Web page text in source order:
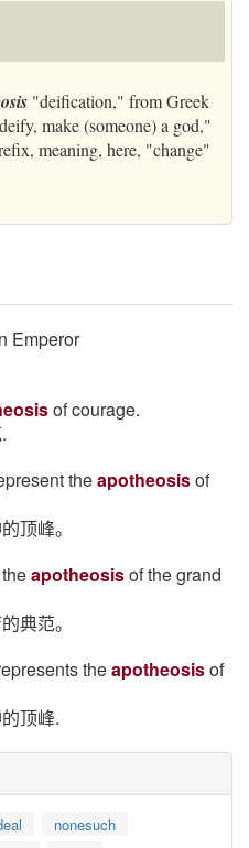
"deification," from Greek
make (someone) a god,"
meaning, here, "change"
Emperor
of courage.
theapotheosisof
顶峰。
apotheosisof the grand
典范。
theapotheosisof
顶峰.
nonesuch